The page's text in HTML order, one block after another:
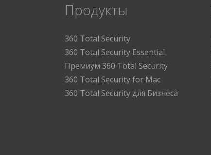
Продукты
360 Total Security
360 Total Security Essential
Премиум 360 Total Security
360 Total Security for Mac
360 Total Security для Бизнеса